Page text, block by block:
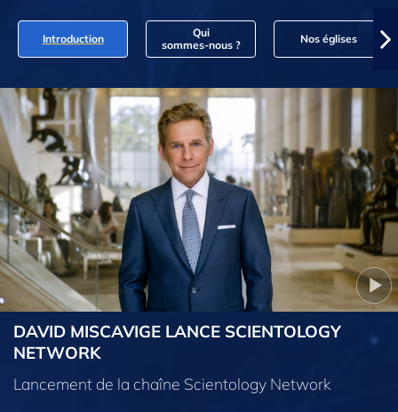
Introduction
Qui
sommes‑nous ?
Nos églises
DAVID MISCAVIGE LANCE SCIENTOLOGY
NETWORK
Lancement de la chaîne Scientology Network